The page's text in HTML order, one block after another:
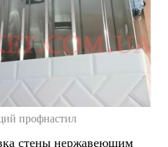
профнастил
стены нержавеющим